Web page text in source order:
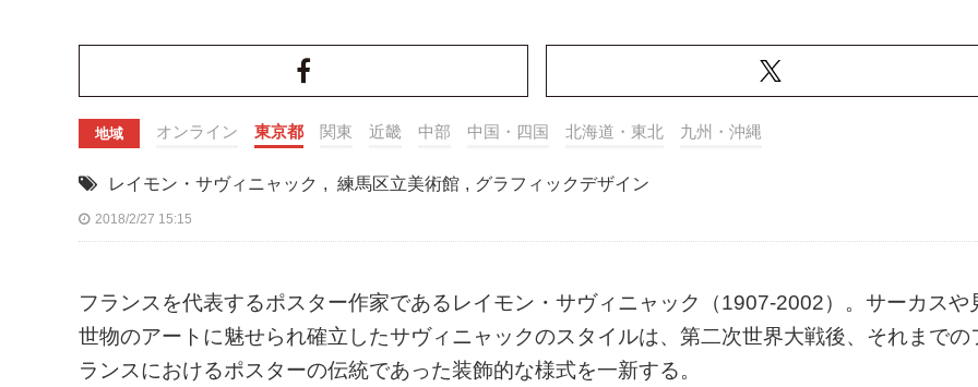
地域 オンライン 東京都 関東 近畿 中部 中国・四国 北海道・東北 九州・沖縄
レイモン・サヴィニャック , 練馬区立美術館 , グラフィックデザイン
2018/2/27 15:15
フランスを代表するポスター作家であるレイモン・サヴィニャック（1907-2002）。サーカスや
世物のアートに魅せられ確立したサヴィニャックのスタイルは、第二次世界大戦後、それまでの
ランスにおけるポスターの伝統であった装飾的な様式を一新する。